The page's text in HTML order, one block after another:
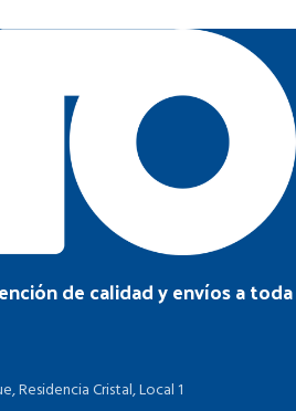
de calidad y envíos a toda
Residencia Cristal, Local 1